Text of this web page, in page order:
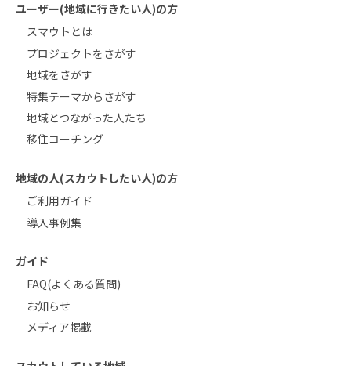
ユーザー(地域に行きたい人)の方
スマウトとは
プロジェクトをさがす
地域をさがす
特集テーマからさがす
地域とつながった人たち
移住コーチング
地域の人(スカウトしたい人)の方
ご利用ガイド
導入事例集
ガイド
FAQ(よくある質問)
お知らせ
メディア掲載